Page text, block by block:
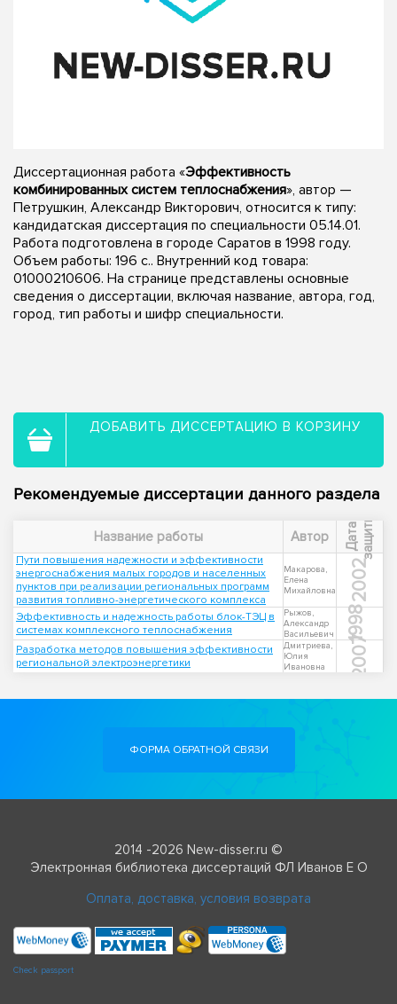
Диссертационная работа «Эффективность
комбинированных систем теплоснабжения», автор —
Петрушкин, Александр Викторович, относится к типу:
кандидатская диссертация по специальности 05.14.01.
Работа подготовлена в городе Саратов в 1998 году.
Объем работы: 196 с.. Внутренний код товара:
01000210606. На странице представлены основные
сведения о диссертации, включая название, автора, год,
город, тип работы и шифр специальности.
ДОБАВИТЬ ДИССЕРТАЦИЮ В КОРЗИНУ
Рекомендуемые диссертации данного раздела
Название работы Автор Д
а
т
а
з
а
щ
и
т ы
Пути повышения надежности и эффективности
энергоснабжения малых городов и населенных
пунктов при реализации региональных программ
развития топливно-энергетического комплекса
Макарова,
Елена
Михайловна
2002
Эффективность и надежность работы блок-ТЭЦ в
системах комплексного теплоснабжения
Рыжов,
Александр
Васильевич
1998
Разработка методов повышения эффективности
региональной электроэнергетики
Дмитриева,
Юлия
Ивановна
2007
ФОРМА ОБРАТНОЙ СВЯЗИ
2014 -2026 New-disser.ru ©
Электронная библиотека диссертаций ФЛ Иванов Е О
Оплата, доставка, условия возврата
Check passport